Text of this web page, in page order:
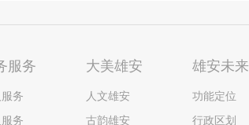
服务
务
务
大美雄安
人文雄安
古韵雄安
雄安未来
功能定位
行政区划